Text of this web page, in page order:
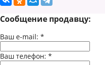
Сообщение продавцу:
Ваш e-mail: *
Ваш телефон: *